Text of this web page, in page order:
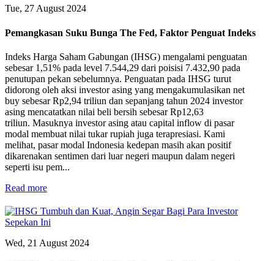
Tue, 27 August 2024
Pemangkasan Suku Bunga The Fed, Faktor Penguat Indeks
Indeks Harga Saham Gabungan (IHSG) mengalami penguatan
sebesar 1,51% pada level 7.544,29 dari poisisi 7.432,90 pada
penutupan pekan sebelumnya. Penguatan pada IHSG turut
didorong oleh aksi investor asing yang mengakumulasikan net
buy sebesar Rp2,94 triliun dan sepanjang tahun 2024 investor
asing mencatatkan nilai beli bersih sebesar Rp12,63
triliun. Masuknya investor asing atau capital inflow di pasar
modal membuat nilai tukar rupiah juga terapresiasi. Kami
melihat, pasar modal Indonesia kedepan masih akan positif
dikarenakan sentimen dari luar negeri maupun dalam negeri
seperti isu pem...
Read more
Wed, 21 August 2024